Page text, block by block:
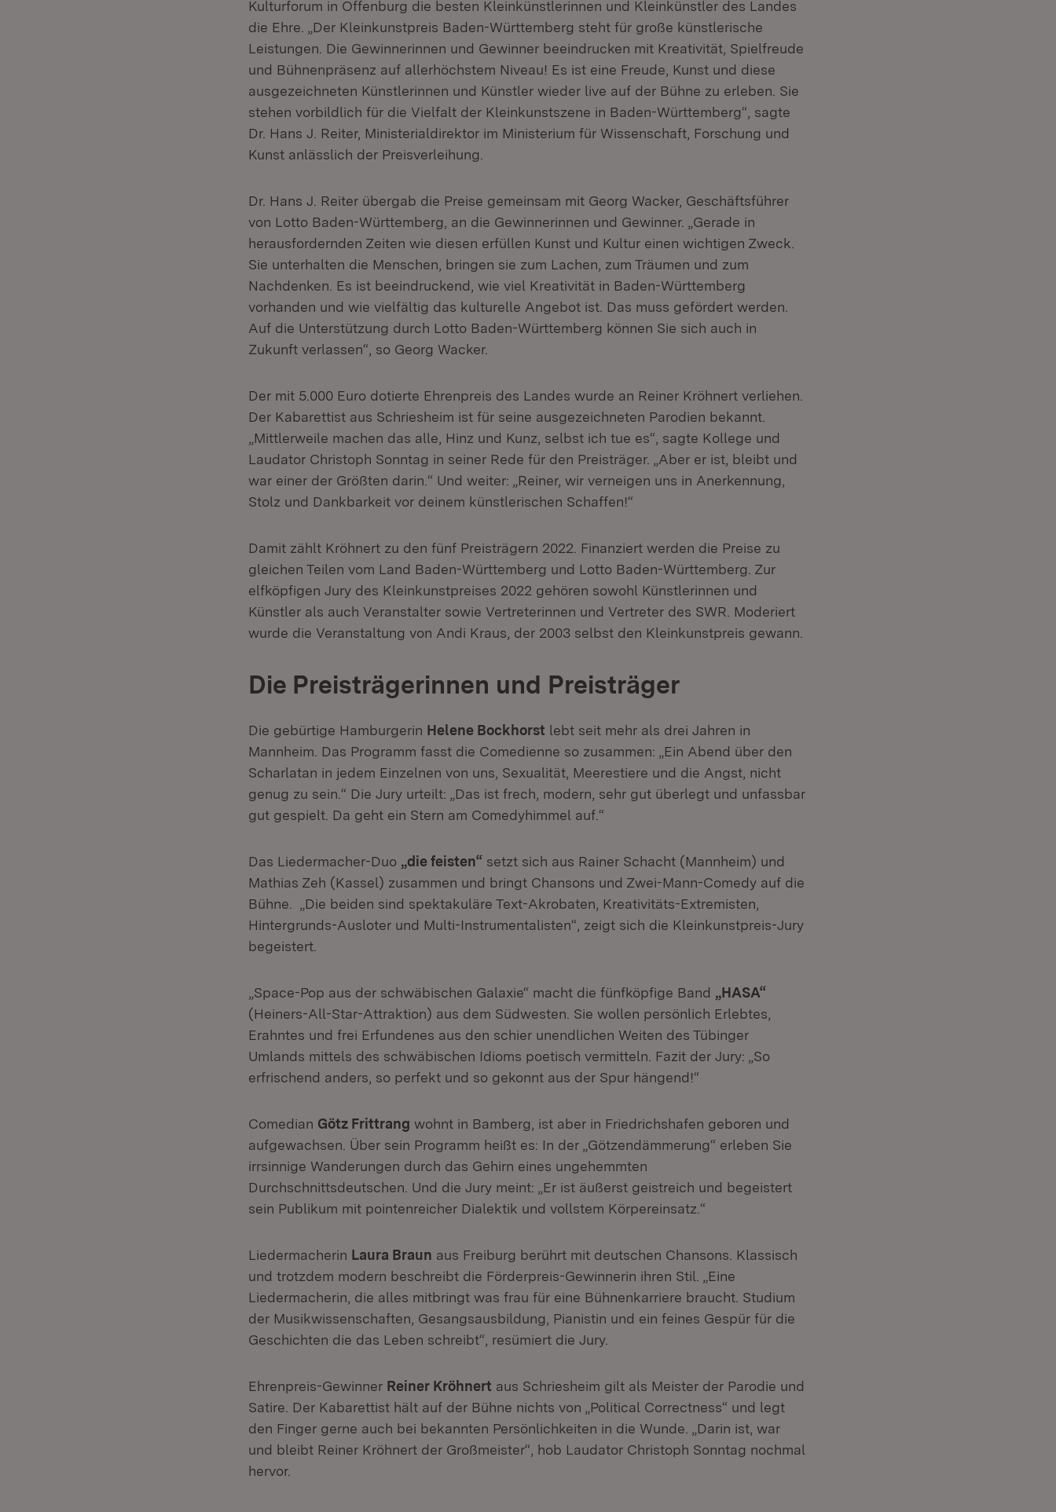
Kulturforum in Offenburg die besten Kleinkünstlerinnen und Kleinkünstler des Landes
die Ehre. „Der Kleinkunstpreis Baden-Württemberg steht für große künstlerische
Leistungen. Die Gewinnerinnen und Gewinner beeindrucken mit Kreativität, Spielfreude
und Bühnenpräsenz auf allerhöchstem Niveau! Es ist eine Freude, Kunst und diese
ausgezeichneten Künstlerinnen und Künstler wieder live auf der Bühne zu erleben. Sie
stehen vorbildlich für die Vielfalt der Kleinkunstszene in Baden-Württemberg“, sagte
Dr. Hans J. Reiter, Ministerialdirektor im Ministerium für Wissenschaft, Forschung und
Kunst anlässlich der Preisverleihung.
Dr. Hans J. Reiter übergab die Preise gemeinsam mit Georg Wacker, Geschäftsführer
von Lotto Baden-Württemberg, an die Gewinnerinnen und Gewinner. „Gerade in
herausfordernden Zeiten wie diesen erfüllen Kunst und Kultur einen wichtigen Zweck.
Sie unterhalten die Menschen, bringen sie zum Lachen, zum Träumen und zum
Nachdenken. Es ist beeindruckend, wie viel Kreativität in Baden-Württemberg
vorhanden und wie vielfältig das kulturelle Angebot ist. Das muss gefördert werden.
Auf die Unterstützung durch Lotto Baden-Württemberg können Sie sich auch in
Zukunft verlassen“, so Georg Wacker.
Der mit 5.000 Euro dotierte Ehrenpreis des Landes wurde an Reiner Kröhnert verliehen.
Der Kabarettist aus Schriesheim ist für seine ausgezeichneten Parodien bekannt.
„Mittlerweile machen das alle, Hinz und Kunz, selbst ich tue es“, sagte Kollege und
Laudator Christoph Sonntag in seiner Rede für den Preisträger. „Aber er ist, bleibt und
war einer der Größten darin.“ Und weiter: „Reiner, wir verneigen uns in Anerkennung,
Stolz und Dankbarkeit vor deinem künstlerischen Schaffen!“
Damit zählt Kröhnert zu den fünf Preisträgern 2022. Finanziert werden die Preise zu
gleichen Teilen vom Land Baden-Württemberg und Lotto Baden-Württemberg. Zur
elfköpfigen Jury des Kleinkunstpreises 2022 gehören sowohl Künstlerinnen und
Künstler als auch Veranstalter sowie Vertreterinnen und Vertreter des SWR. Moderiert
wurde die Veranstaltung von Andi Kraus, der 2003 selbst den Kleinkunstpreis gewann.
Die Preisträgerinnen und Preisträger
Die gebürtige Hamburgerin Helene Bockhorst lebt seit mehr als drei Jahren in
Mannheim. Das Programm fasst die Comedienne so zusammen: „Ein Abend über den
Scharlatan in jedem Einzelnen von uns, Sexualität, Meerestiere und die Angst, nicht
genug zu sein.“ Die Jury urteilt: „Das ist frech, modern, sehr gut überlegt und unfassbar
gut gespielt. Da geht ein Stern am Comedyhimmel auf.“
Das Liedermacher-Duo „die feisten“ setzt sich aus Rainer Schacht (Mannheim) und
Mathias Zeh (Kassel) zusammen und bringt Chansons und Zwei-Mann-Comedy auf die
Bühne. „Die beiden sind spektakuläre Text-Akrobaten, Kreativitäts-Extremisten,
Hintergrunds-Ausloter und Multi-Instrumentalisten“, zeigt sich die Kleinkunstpreis-Jury
begeistert.
„Space-Pop aus der schwäbischen Galaxie“ macht die fünfköpfige Band „HASA“
(Heiners-All-Star-Attraktion) aus dem Südwesten. Sie wollen persönlich Erlebtes,
Erahntes und frei Erfundenes aus den schier unendlichen Weiten des Tübinger
Umlands mittels des schwäbischen Idioms poetisch vermitteln. Fazit der Jury: „So
erfrischend anders, so perfekt und so gekonnt aus der Spur hängend!“
Comedian Götz Frittrang wohnt in Bamberg, ist aber in Friedrichshafen geboren und
aufgewachsen. Über sein Programm heißt es: In der „Götzendämmerung“ erleben Sie
irrsinnige Wanderungen durch das Gehirn eines ungehemmten
Durchschnittsdeutschen. Und die Jury meint: „Er ist äußerst geistreich und begeistert
sein Publikum mit pointenreicher Dialektik und vollstem Körpereinsatz.“
Liedermacherin Laura Braun aus Freiburg berührt mit deutschen Chansons. Klassisch
und trotzdem modern beschreibt die Förderpreis-Gewinnerin ihren Stil. „Eine
Liedermacherin, die alles mitbringt was frau für eine Bühnenkarriere braucht. Studium
der Musikwissenschaften, Gesangsausbildung, Pianistin und ein feines Gespür für die
Geschichten die das Leben schreibt“, resümiert die Jury.
Ehrenpreis-Gewinner Reiner Kröhnert aus Schriesheim gilt als Meister der Parodie und
Satire. Der Kabarettist hält auf der Bühne nichts von „Political Correctness“ und legt
den Finger gerne auch bei bekannten Persönlichkeiten in die Wunde. „Darin ist, war
und bleibt Reiner Kröhnert der Großmeister“, hob Laudator Christoph Sonntag nochmal
hervor.